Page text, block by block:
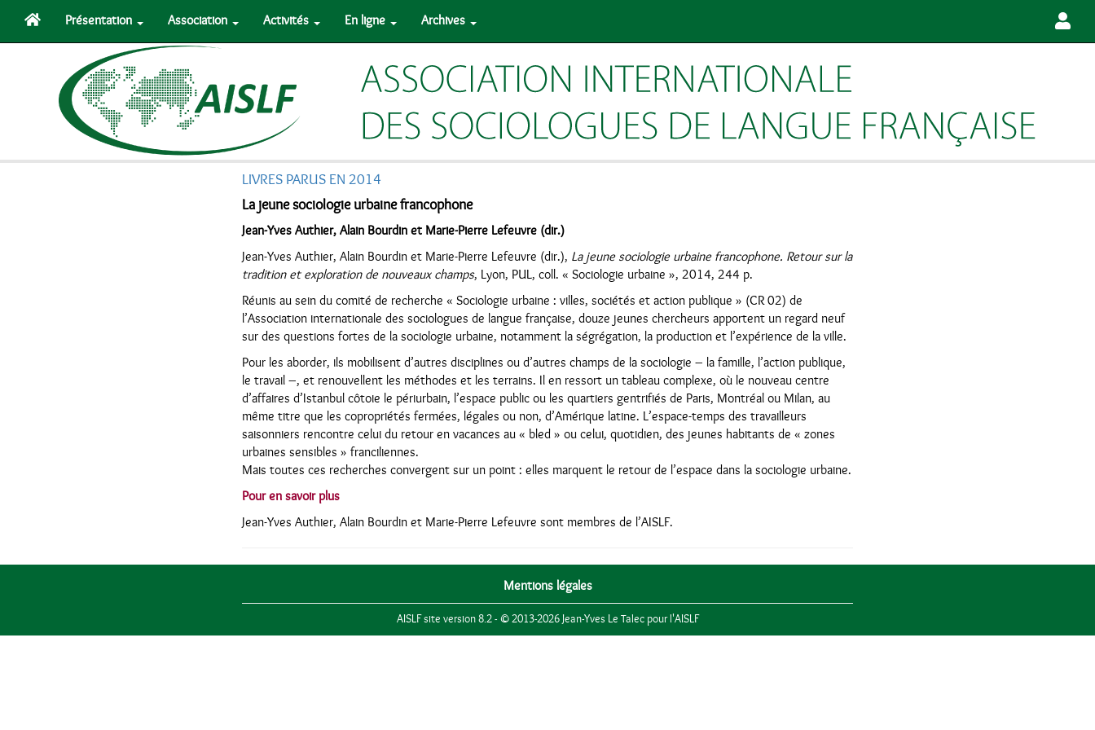
Présentation Association Activités En ligne Archives
LIVRES PARUS EN 2014
La jeune sociologie urbaine francophone
Jean-Yves Authier, Alain Bourdin et Marie-Pierre Lefeuvre (dir.)
Jean-Yves Authier, Alain Bourdin et Marie-Pierre Lefeuvre (dir.), La jeune sociologie urbaine francophone. Retour sur la
tradition et exploration de nouveaux champs, Lyon, PUL, coll. « Sociologie urbaine », 2014, 244 p.
Réunis au sein du comité de recherche « Sociologie urbaine : villes, sociétés et action publique » (CR 02) de
l’Association internationale des sociologues de langue française, douze jeunes chercheurs apportent un regard neuf
sur des questions fortes de la sociologie urbaine, notamment la ségrégation, la production et l’expérience de la ville.
Pour les aborder, ils mobilisent d’autres disciplines ou d’autres champs de la sociologie – la famille, l’action publique,
le travail –, et renouvellent les méthodes et les terrains. Il en ressort un tableau complexe, où le nouveau centre
d’affaires d’Istanbul côtoie le périurbain, l’espace public ou les quartiers gentrifiés de Paris, Montréal ou Milan, au
même titre que les copropriétés fermées, légales ou non, d’Amérique latine. L’espace-temps des travailleurs
saisonniers rencontre celui du retour en vacances au « bled » ou celui, quotidien, des jeunes habitants de « zones
urbaines sensibles » franciliennes.
Mais toutes ces recherches convergent sur un point : elles marquent le retour de l’espace dans la sociologie urbaine.
Pour en savoir plus
Jean-Yves Authier, Alain Bourdin et Marie-Pierre Lefeuvre sont membres de l’AISLF.
Mentions légales
AISLF site version 8.2 - © 2013-2026 Jean-Yves Le Talec pour l'AISLF